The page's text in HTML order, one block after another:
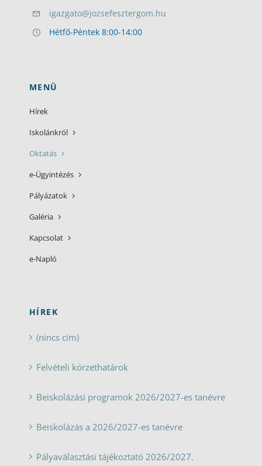
igazgato@jozsefesztergom.hu
Hétfő-Péntek 8:00-14:00
MENÜ
Hírek
Iskolánkról
Oktatás
e-Ügyintézés
Pályázatok
Galéria
Kapcsolat
e-Napló
HÍREK
(nincs cím)
Felvételi körzethatárok
Beiskolázási programok 2026/2027-es tanévre
Beiskolázás a 2026/2027-es tanévre
Pályaválasztási tájékoztató 2026/2027.